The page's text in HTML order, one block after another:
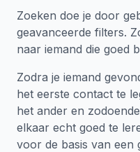
Zoeken doe je door
geavanceerde filters.
naar iemand die goed
Zodra je iemand
het eerste contact te
het ander en
elkaar echt goed te
voor de basis van een